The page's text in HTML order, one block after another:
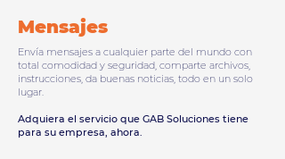
Mensajes
Envía mensajes a cualquier parte del mundo con
total comodidad y seguridad, comparte archivos,
instrucciones, da buenas noticias, todo en un solo
lugar.
Adquiera el servicio que GAB Soluciones tiene
para su empresa, ahora.